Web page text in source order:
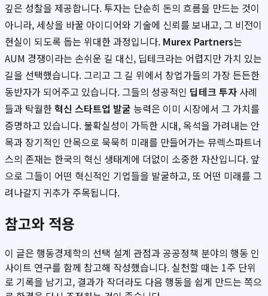
깊은 성찰을 제공합니다. 투자는 단순히 돈의 흐름을 만드는 것이
아니라, 세상을 바꿀 아이디어와 기술에 신뢰를 보내고, 그 비전이
현실이 되도록 돕는 위대한 과정입니다. Murex Partners는
AUM 경쟁이라는 손쉬운 길 대신, 딥테크라는 어렵지만 가치 있는
길을 선택했습니다. 그리고 그 길 위에서 창업가들의 가장 든든한
동반자가 되어주고 있습니다. 그들의 성공적인 딥테크 투자 사례
들과 탁월한혁신 스타트업 발굴 능력은 이미 시장에서 그 가치를
증명하고 있습니다. 불확실성이 가득한 시대, 옥석을 가려내는 안
목과 장기적인 안목으로 묵묵히 미래를 만들어가는 뮤렉스파트너
스의 존재는 한국의 혁신 생태계에 더없이 소중한 자산입니다. 앞
으로 그들이 어떤 혁신적인 기업들을 발굴하고, 또 어떤 미래를 그
려나갈지 귀추가 주목됩니다.
참고와 적용
이 글은 행동경제학의 선택 설계 관점과 공공정책 분야의 행동 인
사이트 연구를 함께 참고해 작성했습니다. 실천할 때는 1주 단위
로 기록을 남기고, 결과가 작더라도 다음 행동을 쉽게 만드는 쪽으